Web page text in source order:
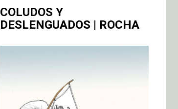
COLUDOS Y
DESLENGUADOS | ROCHA